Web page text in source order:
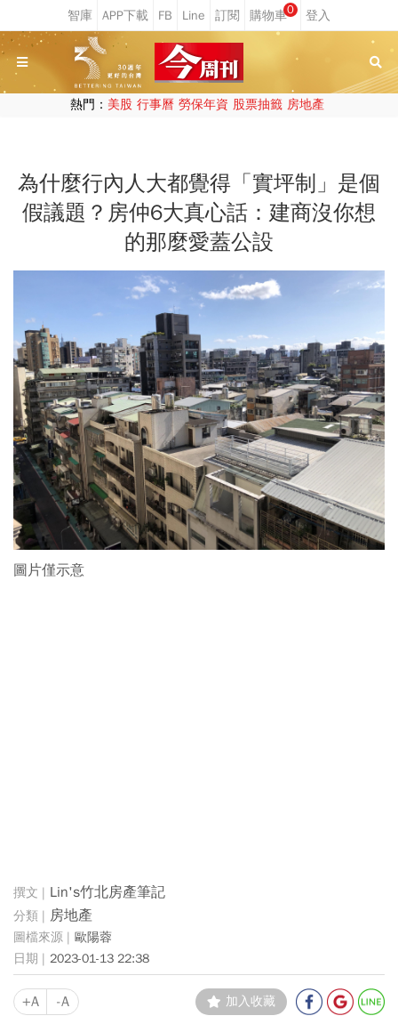
0
熱門： 美股 行事曆 勞保年資 股票抽籤 房地產
為什麼行內人大都覺得「實坪制」是個
假議題？房仲6大真心話：建商沒你想
的那麼愛蓋公設
圖片僅示意
Lin's竹北房產筆記
房地產
歐陽蓉
2023-01-13 22:38
+A -A 加入收藏